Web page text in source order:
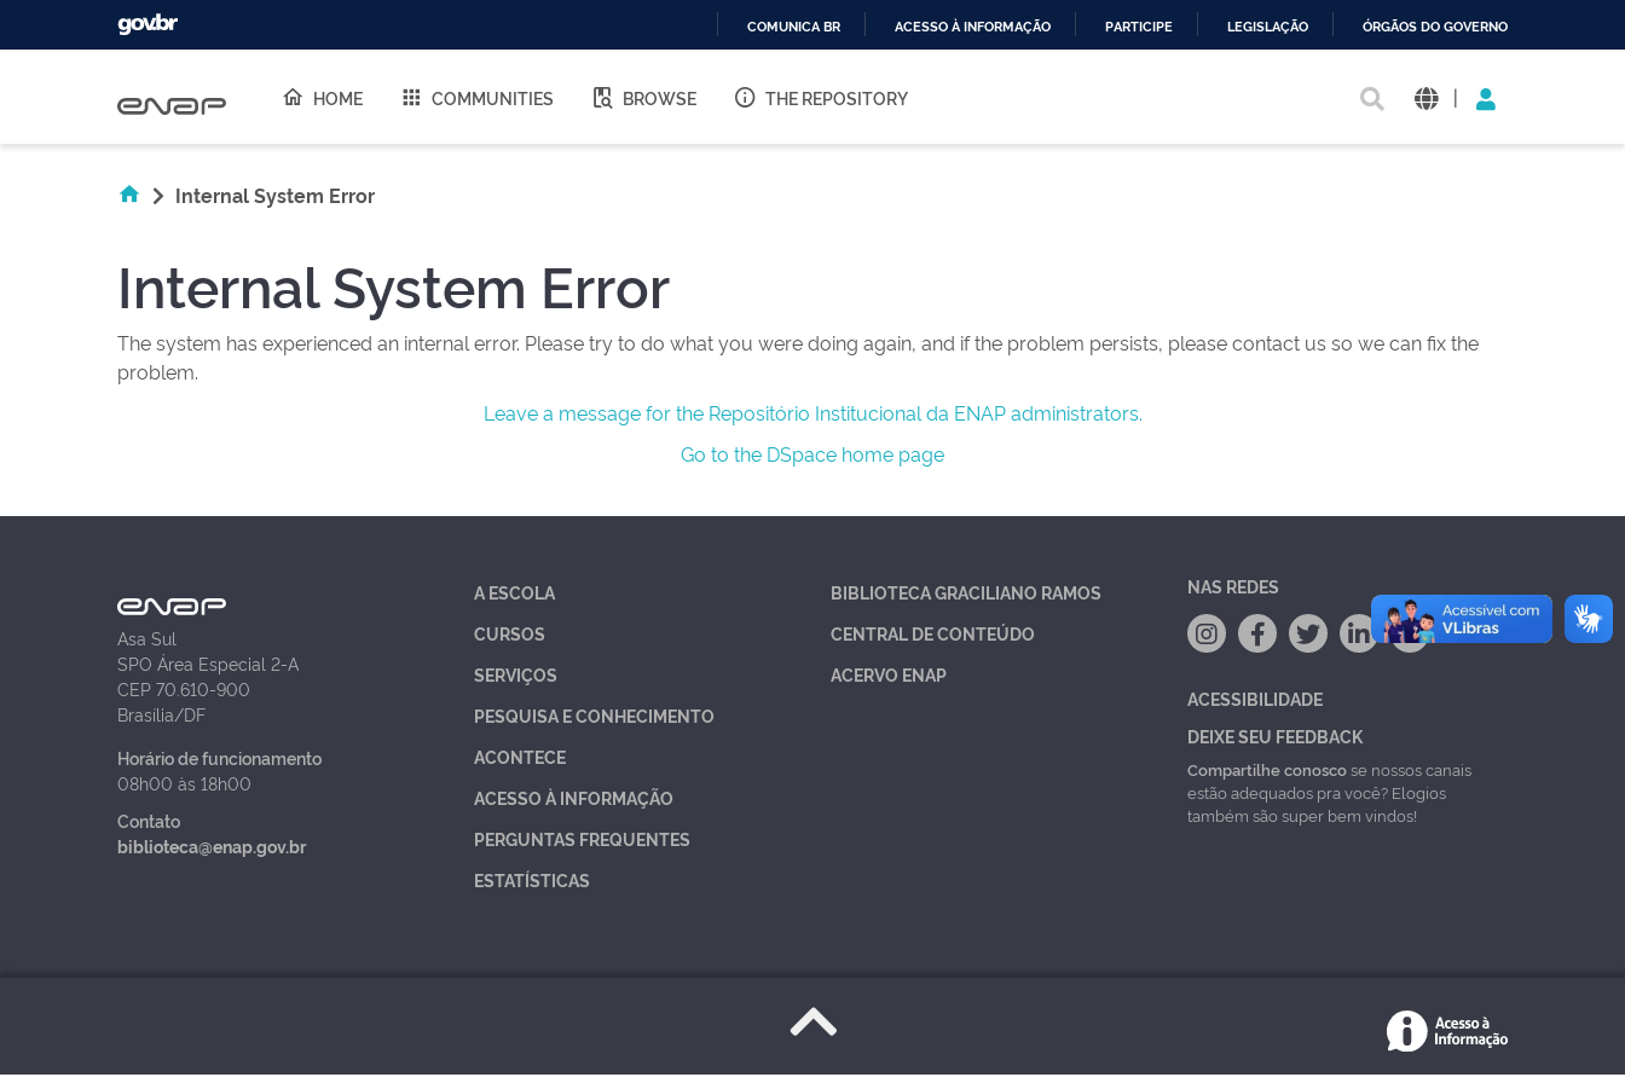
O
COMUNICA BR ACESSO À INFORMAÇÃO PARTICIPE LEGISLAÇÃO ÓRGÃOS DO GOVERNO
HOME COMMUNITIES BROWSE THE REPOSITORY |
Internal System Error
Internal System Error
The system has experienced an internal error. Please try to do what you were doing again, and if the problem persists, please contact us so we can fix the
problem.
Leave a message for the Repositório Institucional da ENAP administrators.
Go to the DSpace home page
Asa Sul
SPO Área Especial 2-A
CEP 70.610-900
Brasília/DF
Horário de funcionamento
08h00 às 18h00
Contato
biblioteca@enap.gov.br
A ESCOLA
CURSOS
SERVIÇOS
PESQUISA E CONHECIMENTO
ACONTECE
ACESSO À INFORMAÇÃO
PERGUNTAS FREQUENTES
ESTATÍSTICAS
BIBLIOTECA GRACILIANO RAMOS
CENTRAL DE CONTEÚDO
ACERVO ENAP
NAS REDES
ACESSIBILIDADE
DEIXE SEU FEEDBACK
Compartilhe conoscose nossos canais
estão adequados pra você? Elogios
também são super bem vindos!